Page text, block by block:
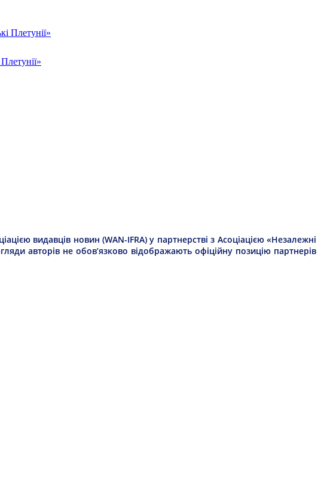
видавців новин (WAN-IFRA) у партнерстві з Асоціацією «Незалежні
авторів не обов’язково відображають офіційну позицію партнерів